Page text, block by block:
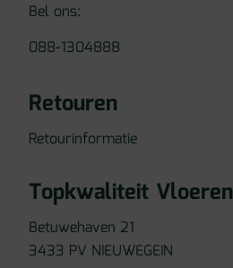
Bel ons:
088-1304888
Retouren
Retourinformatie
Topkwaliteit Vloeren
Betuwehaven 21
3433 PV NIEUWEGEIN